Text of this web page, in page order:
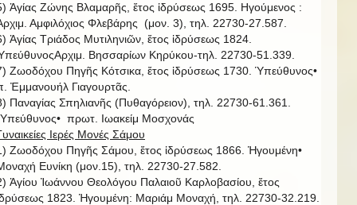
Ἁγίας Ζώνης Βλαμαρῆς, ἔτος ἱδρύσεως 1695. Ηγούμενος :
Αμφιλόχιος Φλεβάρης (μον. 3), τηλ. 22730-27.587.
Ἁγίας Τριάδος Μυτιληνιῶν, ἔτος ἱδρύσεως 1824.
Βησσαρίων Κηρύκου-τηλ. 22730-51.339.
Ζωοδόχου Πηγῆς Κότσικα, ἔτος ἱδρύσεως 1730. Ὑπεύθυνος•
Ἐμμανουήλ Γιαγουρτᾶς.
Παναγίας Σπηλιανῆς (Πυθαγόρειον), τηλ. 22730-61.361.
πρωτ. Ιωακείμ Μοσχονάς
Ιερές Μονές Σάμου
Ζωοδόχου Πηγῆς Σάμου, ἔτος ἱδρύσεως 1866. Ἡγουμένη•
Ευνίκη (μον.15), τηλ. 22730-27.582.
Ἁγίου Ἰωάννου Θεολόγου Παλαιοῦ Καρλοβασίου, ἔτος
1823. Ἡγουμένη: Μαριάμ Μοναχή, τηλ. 22730-32.219.